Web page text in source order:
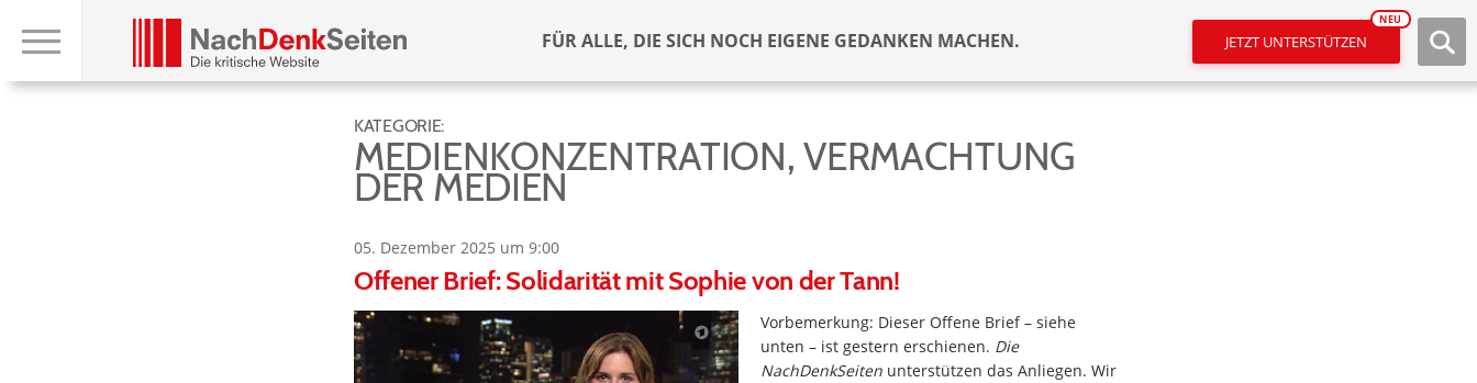
FÜR ALLE, DIE SICH NOCH EIGENE GEDANKEN MACHEN. JETZT UNTERSTÜTZEN
NEU
KATEGORIE:
MEDIENKONZENTRATION, VERMACHTUNG
DER MEDIEN
05. Dezember 2025 um 9:00
Offener Brief: Solidarität mit Sophie von der Tann!
Vorbemerkung: Dieser Offene Brief – siehe
unten – ist gestern erschienen. Die
NachDenkSeiten unterstützen das Anliegen. Wir